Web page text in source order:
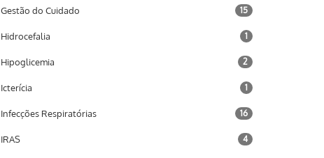
Gestão do Cuidado 15
Hidrocefalia 1
Hipoglicemia 2
Icterícia 1
Infecções Respiratórias 16
IRAS 4